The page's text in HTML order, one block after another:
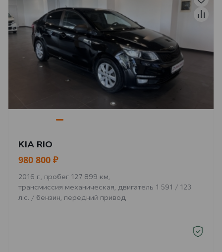
KIA RIO
980 800 ₽
2016 г., пробег 127 899 км,
трансмиссия механическая, двигатель 1 591 / 123
л.с. / бензин, передний привод